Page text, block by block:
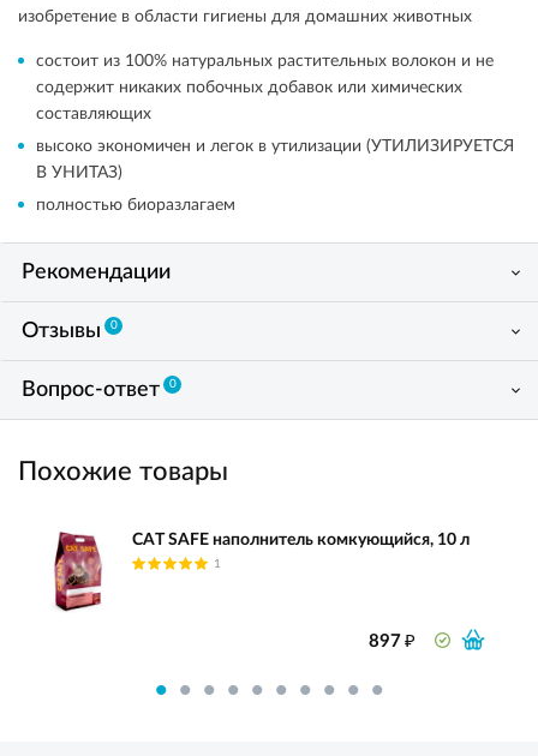
изобретение в области гигиены для домашних животных
состоит из 100% натуральных растительных волокон и не
содержит никаких побочных добавок или химических
составляющих
высоко экономичен и легок в утилизации (УТИЛИЗИРУЕТСЯ
В УНИТАЗ)
полностью биоразлагаем
Рекомендации
Отзывы 0
Вопрос-ответ 0
Похожие товары
CAT SAFE наполнитель комкующийся, 10 л
1
897₽